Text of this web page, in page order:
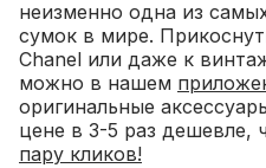
неизменно одна из
сумок в мире.
Chanel или даже к
можно в нашем
оригинальные
цене в 3-5 раз дешевле,
пару кликов!